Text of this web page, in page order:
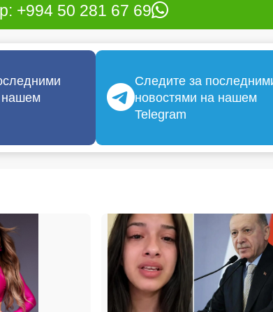
+994 50 281 67 69
нашем
Следите за
новостями на нашем
Telegram